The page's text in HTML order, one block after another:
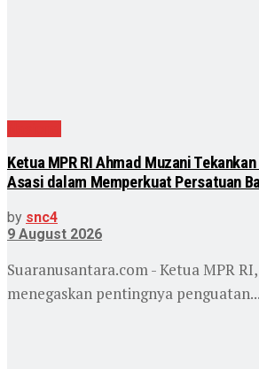
Ketua MPR RI Ahmad Muzani
Asasi dalam Memperkuat Persatuan
by snc4
9 August 2026
Suaranusantara.com - Ketua MPR
menegaskan pentingnya penguatan...